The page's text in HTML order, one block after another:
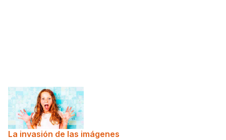
La invasión de las imágenes